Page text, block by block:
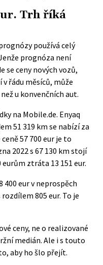
Trh říká
používá celý
prognóza není
se ceny nových vozů,
řádu měsíců, může
u konvenčních aut.
na Mobile.de. Enyaq
51 319 km se nabízí za
57 700 eur je to
2022 s 67 130 km stojí
eurům ztráta 13 151 eur.
eur v neprospěch
805 eur. To je
ceny, ne o realizované
medián. Ale i s touto
aby ho šlo přejít.